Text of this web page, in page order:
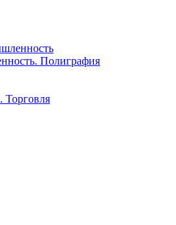
Полиграфия
Торговля